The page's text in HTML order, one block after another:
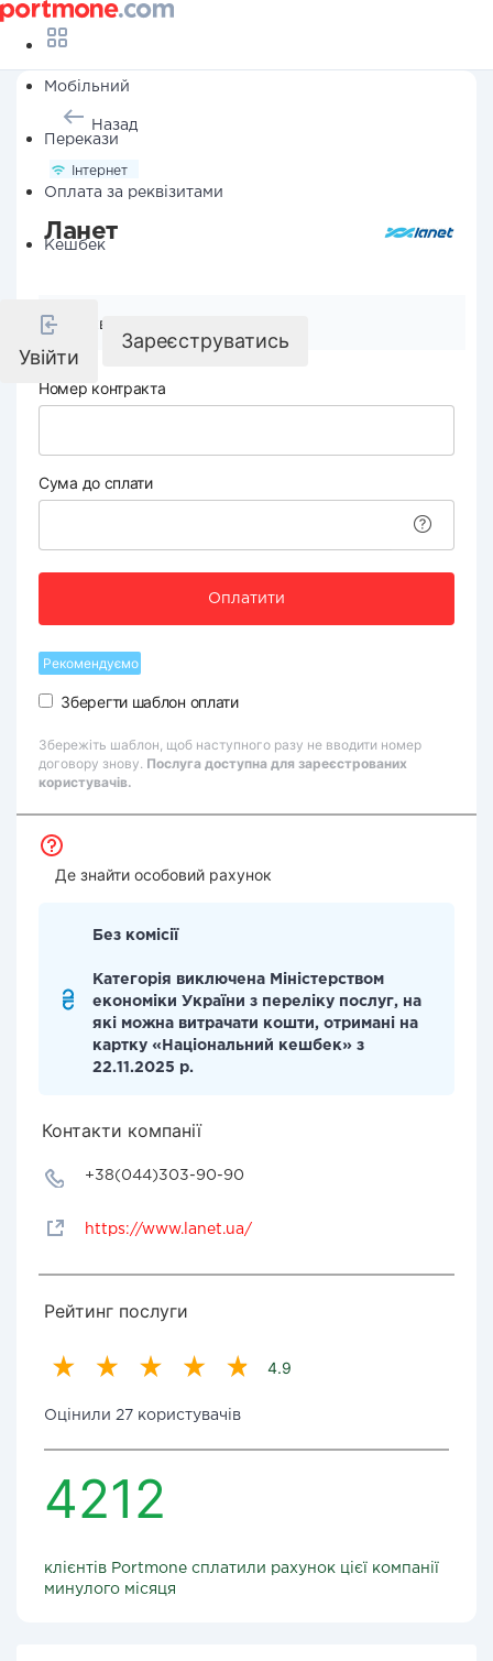
Мобільний
Перекази
Оплата за реквізитами
Кешбек
Увійти
Зареєструватись
Назад
Інтернет
Ланет
Реквізити компанії
Номер контракта
Сума до сплати
Оплатити
Рекомендуємо
Зберегти шаблон оплати
Збережіть шаблон, щоб наступного разу не вводити номер
договору знову. Послуга доступна для зареєстрованих
користувачів.
Де знайти особовий рахунок
Без комісії
Категорія виключена Міністерством
економіки України з переліку послуг, на
які можна витрачати кошти, отримані на
картку «Національний кешбек» з
22.11.2025 р.
Контакти компанії
+38(044)303-90-90
https://www.lanet.ua/
Рейтинг послуги
4.9
Оцінили 27 користувачів
4212
клієнтів Portmone сплатили рахунок цієї компанії
минулого місяця